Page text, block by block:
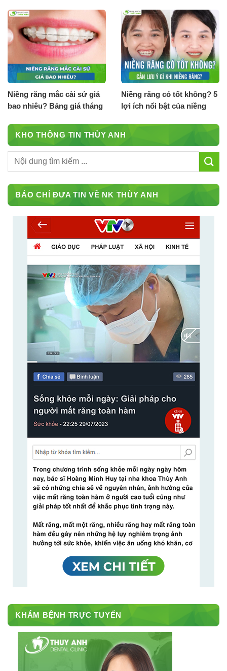
Niềng răng mắc cài sứ giá
bao nhiêu? Bảng giá tháng
Niềng răng có tốt không? 5
lợi ích nổi bật của niềng
KHO THÔNG TIN THÙY ANH
BÁO CHÍ ĐƯA TIN VỀ NK THÙY ANH
KHÁM BỆNH TRỰC TUYẾN